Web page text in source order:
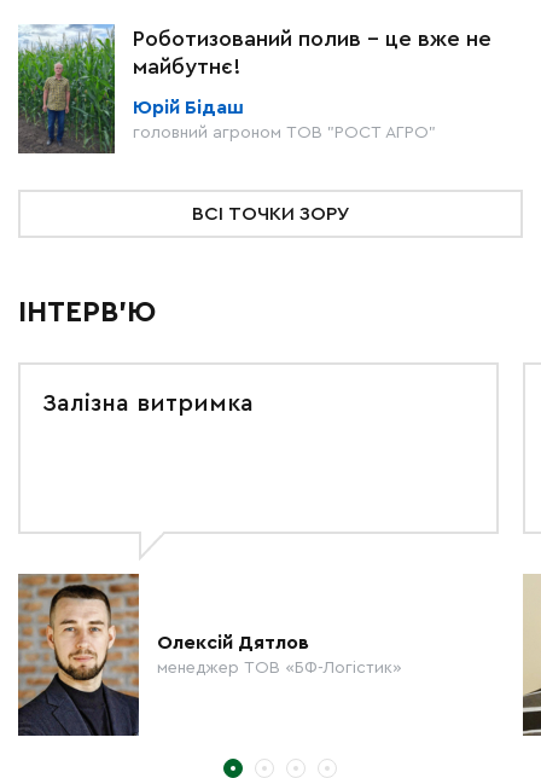
Роботизований полив – це вже не
майбутнє!
Юрій Бідаш
головний агроном ТОВ "РОСТ АГРО"
ВСІ ТОЧКИ ЗОРУ
ІНТЕРВ'Ю
Залізна витримка
Олексій Дятлов
менеджер ТОВ «БФ-Логістик»